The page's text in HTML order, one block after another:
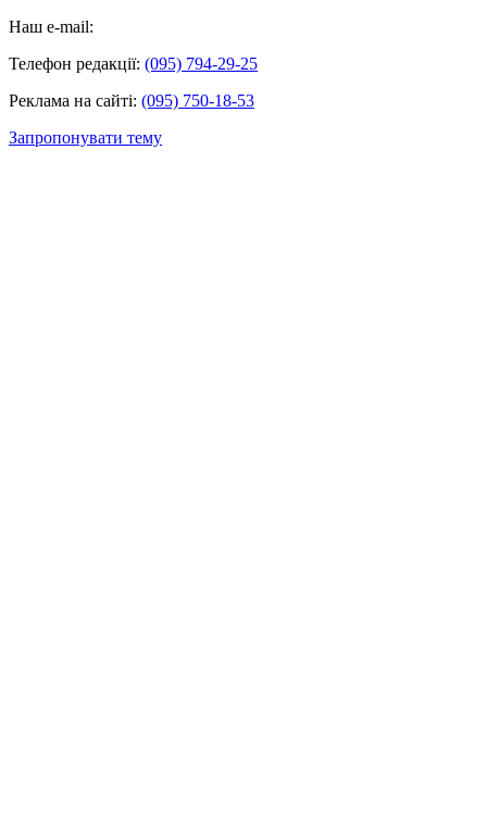
Наш e-mail:
Телефон редакції: (095) 794-29-25
Реклама на сайті: (095) 750-18-53
Запропонувати тему